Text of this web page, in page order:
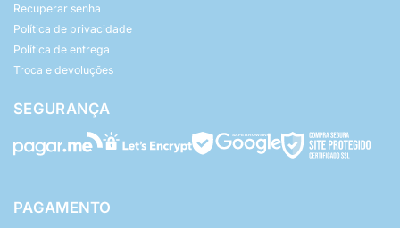
Recuperar senha
Política de privacidade
Política de entrega
Troca e devoluções
SEGURANÇA
PAGAMENTO